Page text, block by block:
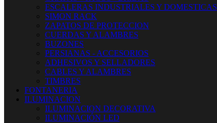
ESCALERAS INDUSTRIALES Y DOMESTICAS
SIMON RACK
ZAPATOS DE PROTECCION
CUERDAS Y ALAMBRES
BUZONES
PERSIANAS - ACCESORIOS
ADHESIVOS Y SELLADORES
CABLES Y ALAMBRES
TIMBRES
FONTANERIA
ILUMINACION
ILUMINACION DECORATIVA
ILUMINACIÓN LED